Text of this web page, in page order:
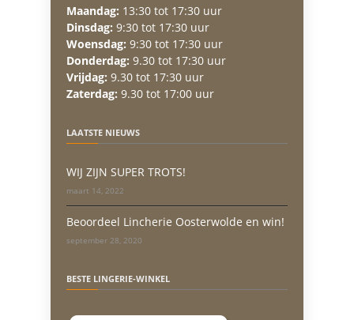
Maandag: 13:30 tot 17:30 uur
Dinsdag: 9:30 tot 17:30 uur
Woensdag: 9:30 tot 17:30 uur
Donderdag: 9.30 tot 17:30 uur
Vrijdag: 9.30 tot 17:30 uur
Zaterdag: 9.30 tot 17:00 uur
LAATSTE NIEUWS
WIJ ZIJN SUPER TROTS!
maart 14, 2022
Beoordeel Lincherie Oosterwolde en win!
september 28, 2020
BESTE LINGERIE-WINKEL